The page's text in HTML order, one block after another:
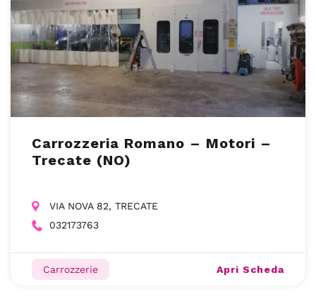
Carrozzeria Romano – Motori –
Trecate (NO)
VIA NOVA 82, TRECATE
032173763
Carrozzerie Apri Scheda